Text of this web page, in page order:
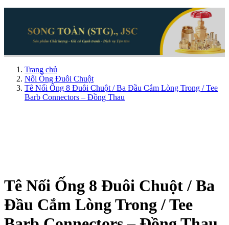
Trang chủ
Nối Ống Đuôi Chuột
Tê Nối Ống 8 Đuôi Chuột / Ba Đầu Cắm Lòng Trong / Tee
Barb Connectors – Đồng Thau
Tê Nối Ống 8 Đuôi Chuột / Ba
Đầu Cắm Lòng Trong / Tee